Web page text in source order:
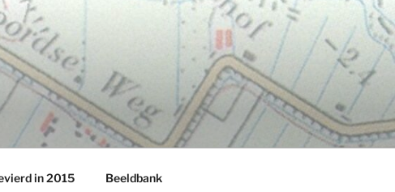
in 2015 Beeldbank